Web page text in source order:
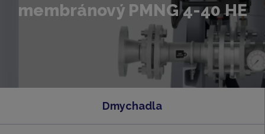
membránový PMNG 4-40 HE
Dmychadla